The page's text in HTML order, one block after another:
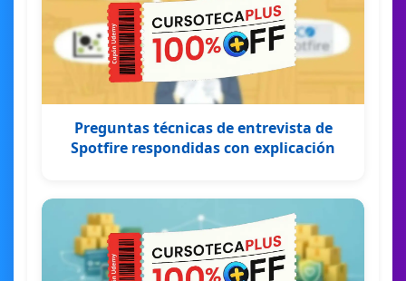
Preguntas técnicas de entrevista de
Spotfire respondidas con explicación